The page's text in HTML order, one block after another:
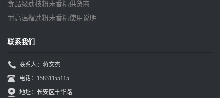
食品级荔枝粉末香精供货商
耐高温榴莲粉末香精使用说明
联系我们
联系人：蒋文杰
电话：15831155115
地址：长安区丰华路